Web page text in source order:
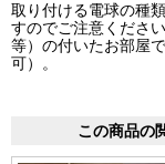
取り付ける電球の種
すのでご注意くださ
等）の付いたお部屋
可）。
この商品の